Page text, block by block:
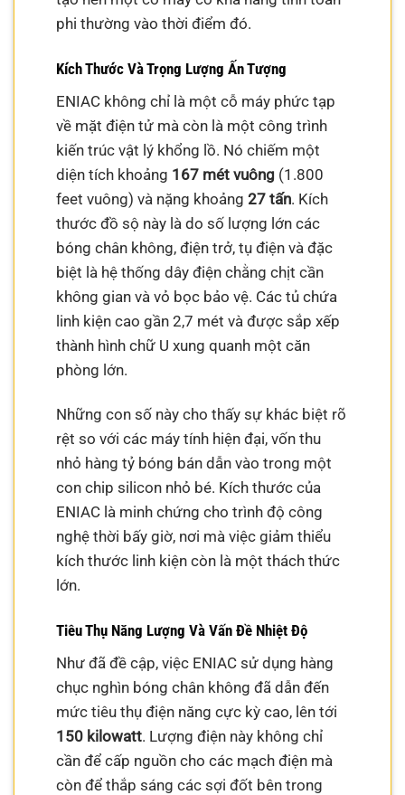
phi thường vào thời điểm đó.
Kích Thước Và Trọng Lượng Ấn Tượng
ENIAC không chỉ là một cỗ máy phức tạp
về mặt điện tử mà còn là một công trình
kiến trúc vật lý khổng lồ. Nó chiếm một
diện tích khoảng 167 mét vuông (1.800
feet vuông) và nặng khoảng27 tấn. Kích
thước đồ sộ này là do số lượng lớn các
bóng chân không, điện trở, tụ điện và đặc
biệt là hệ thống dây điện chằng chịt cần
không gian và vỏ bọc bảo vệ. Các tủ chứa
linh kiện cao gần 2,7 mét và được sắp xếp
thành hình chữ U xung quanh một căn
phòng lớn.
Những con số này cho thấy sự khác biệt rõ
rệt so với các máy tính hiện đại, vốn thu
nhỏ hàng tỷ bóng bán dẫn vào trong một
con chip silicon nhỏ bé. Kích thước của
ENIAC là minh chứng cho trình độ công
nghệ thời bấy giờ, nơi mà việc giảm thiểu
kích thước linh kiện còn là một thách thức
lớn.
Tiêu Thụ Năng Lượng Và Vấn Đề Nhiệt Độ
Như đã đề cập, việc ENIAC sử dụng hàng
chục nghìn bóng chân không đã dẫn đến
mức tiêu thụ điện năng cực kỳ cao, lên tới
150 kilowatt. Lượng điện này không chỉ
cần để cấp nguồn cho các mạch điện mà
còn để thắp sáng các sợi đốt bên trong